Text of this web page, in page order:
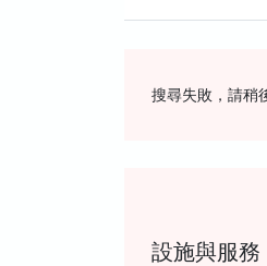
搜尋失敗，請稍
設施與服務